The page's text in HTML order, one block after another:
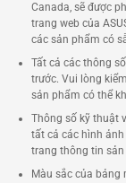
Canada, sẽ được
trang web của
các sản phẩm có
Tất cả các thông
trước. Vui lòng
sản phẩm có thể
Thông số kỹ thuật
tất cả các hình
trang thông tin
Màu sắc của bảng